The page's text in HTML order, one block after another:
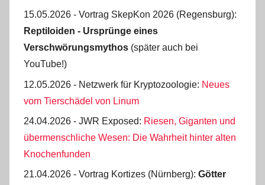
15.05.2026 - Vortrag SkepKon 2026 (Regensburg):
Reptiloiden - Ursprünge eines
Verschwörungsmythos (später auch bei
YouTube!)
12.05.2026 - Netzwerk für Kryptozoologie: Neues
vom Tierschädel von Linum
24.04.2026 - JWR Exposed: Riesen, Giganten und
übermenschliche Wesen: Die Wahrheit hinter alten
Knochenfunden
21.04.2026 - Vortrag Kortizes (Nürnberg): Götter